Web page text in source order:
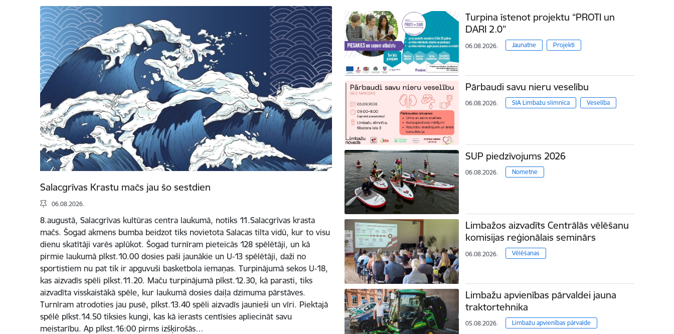
Salacgrīvas Krastu mačs jau šo sestdien
06.08.2026.
8.augustā, Salacgrīvas kultūras centra laukumā, notiks 11.Salacgrīvas krasta
mačs. Šogad akmens bumba beidzot tiks novietota Salacas tilta vidū, kur to visu
dienu skatītāji varēs aplūkot. Šogad turnīram pieteicās 128 spēlētāji, un kā
pirmie laukumā plkst.10.00 dosies paši jaunākie un U-13 spēlētāji, daži no
sportistiem nu pat tik ir apguvuši basketbola iemaņas. Turpinājumā sekos U-18,
kas aizvadīs spēli plkst.11.20. Maču turpinājumā plkst.12.30, kā parasti, tiks
aizvadīta visskaistākā spēle, kur laukumā dosies daiļa dzimuma pārstāves.
Turnīram atrodoties jau pusē, plkst.13.40 spēli aizvadīs jaunieši un vīri. Piektajā
spēlē plkst.14.50 tiksies kungi, kas kā ierasts centīsies apliecināt savu
meistarību. Ap plkst.16:00 pirms izšķirošās…
Turpina īstenot projektu “PROTI un
DARI 2.0”
06.08.2026. Jaunatne Projekti
Pārbaudi savu nieru veselību
06.08.2026. SIA Limbažu slimnīca Veselība
SUP piedzīvojums 2026
06.08.2026. Nometne
Limbažos aizvadīts Centrālās vēlēšanu
komisijas reģionālais seminārs
06.08.2026. Vēlēšanas
Limbažu apvienības pārvaldei jauna
traktortehnika
05.08.2026. Limbažu apvienības pārvalde